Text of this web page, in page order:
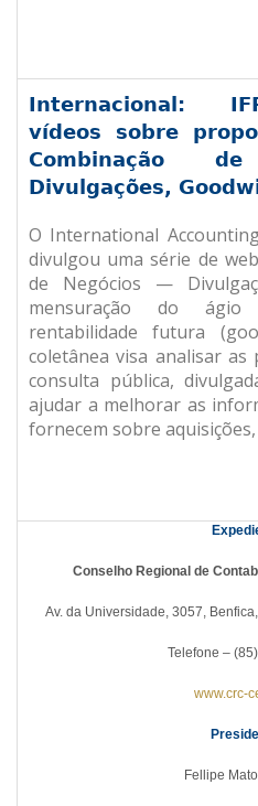
Internacional:
vídeos sobre
Combinação
Divulgações,
O International
divulgou uma série de
de Negócios —
mensuração do
rentabilidade futura
coletânea visa analisar
consulta pública,
ajudar a melhorar as
fornecem sobre
Conselho Regional de
Av. da Universidade, 3057,
Telefone –
www.crc-
Fellipe